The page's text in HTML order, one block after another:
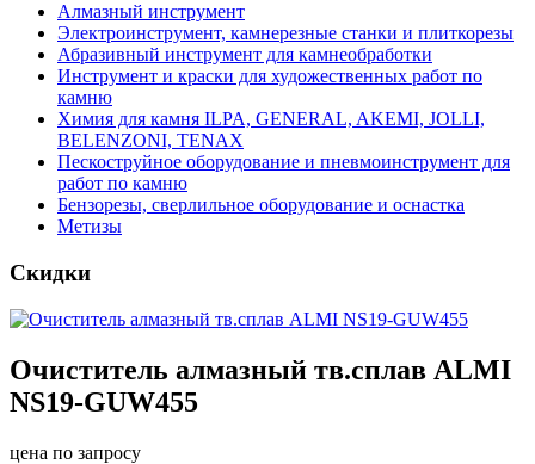
Алмазный инструмент
Электроинструмент, камнерезные станки и плиткорезы
Абразивный инструмент для камнеобработки
Инструмент и краски для художественных работ по
камню
Химия для камня ILPA, GENERAL, AKEMI, JOLLI,
BELENZONI, TENAX
Пескоструйное оборудование и пневмоинструмент для
работ по камню
Бензорезы, сверлильное оборудование и оснастка
Метизы
Скидки
Очиститель алмазный тв.сплав ALMI
NS19-GUW455
цена по запросу